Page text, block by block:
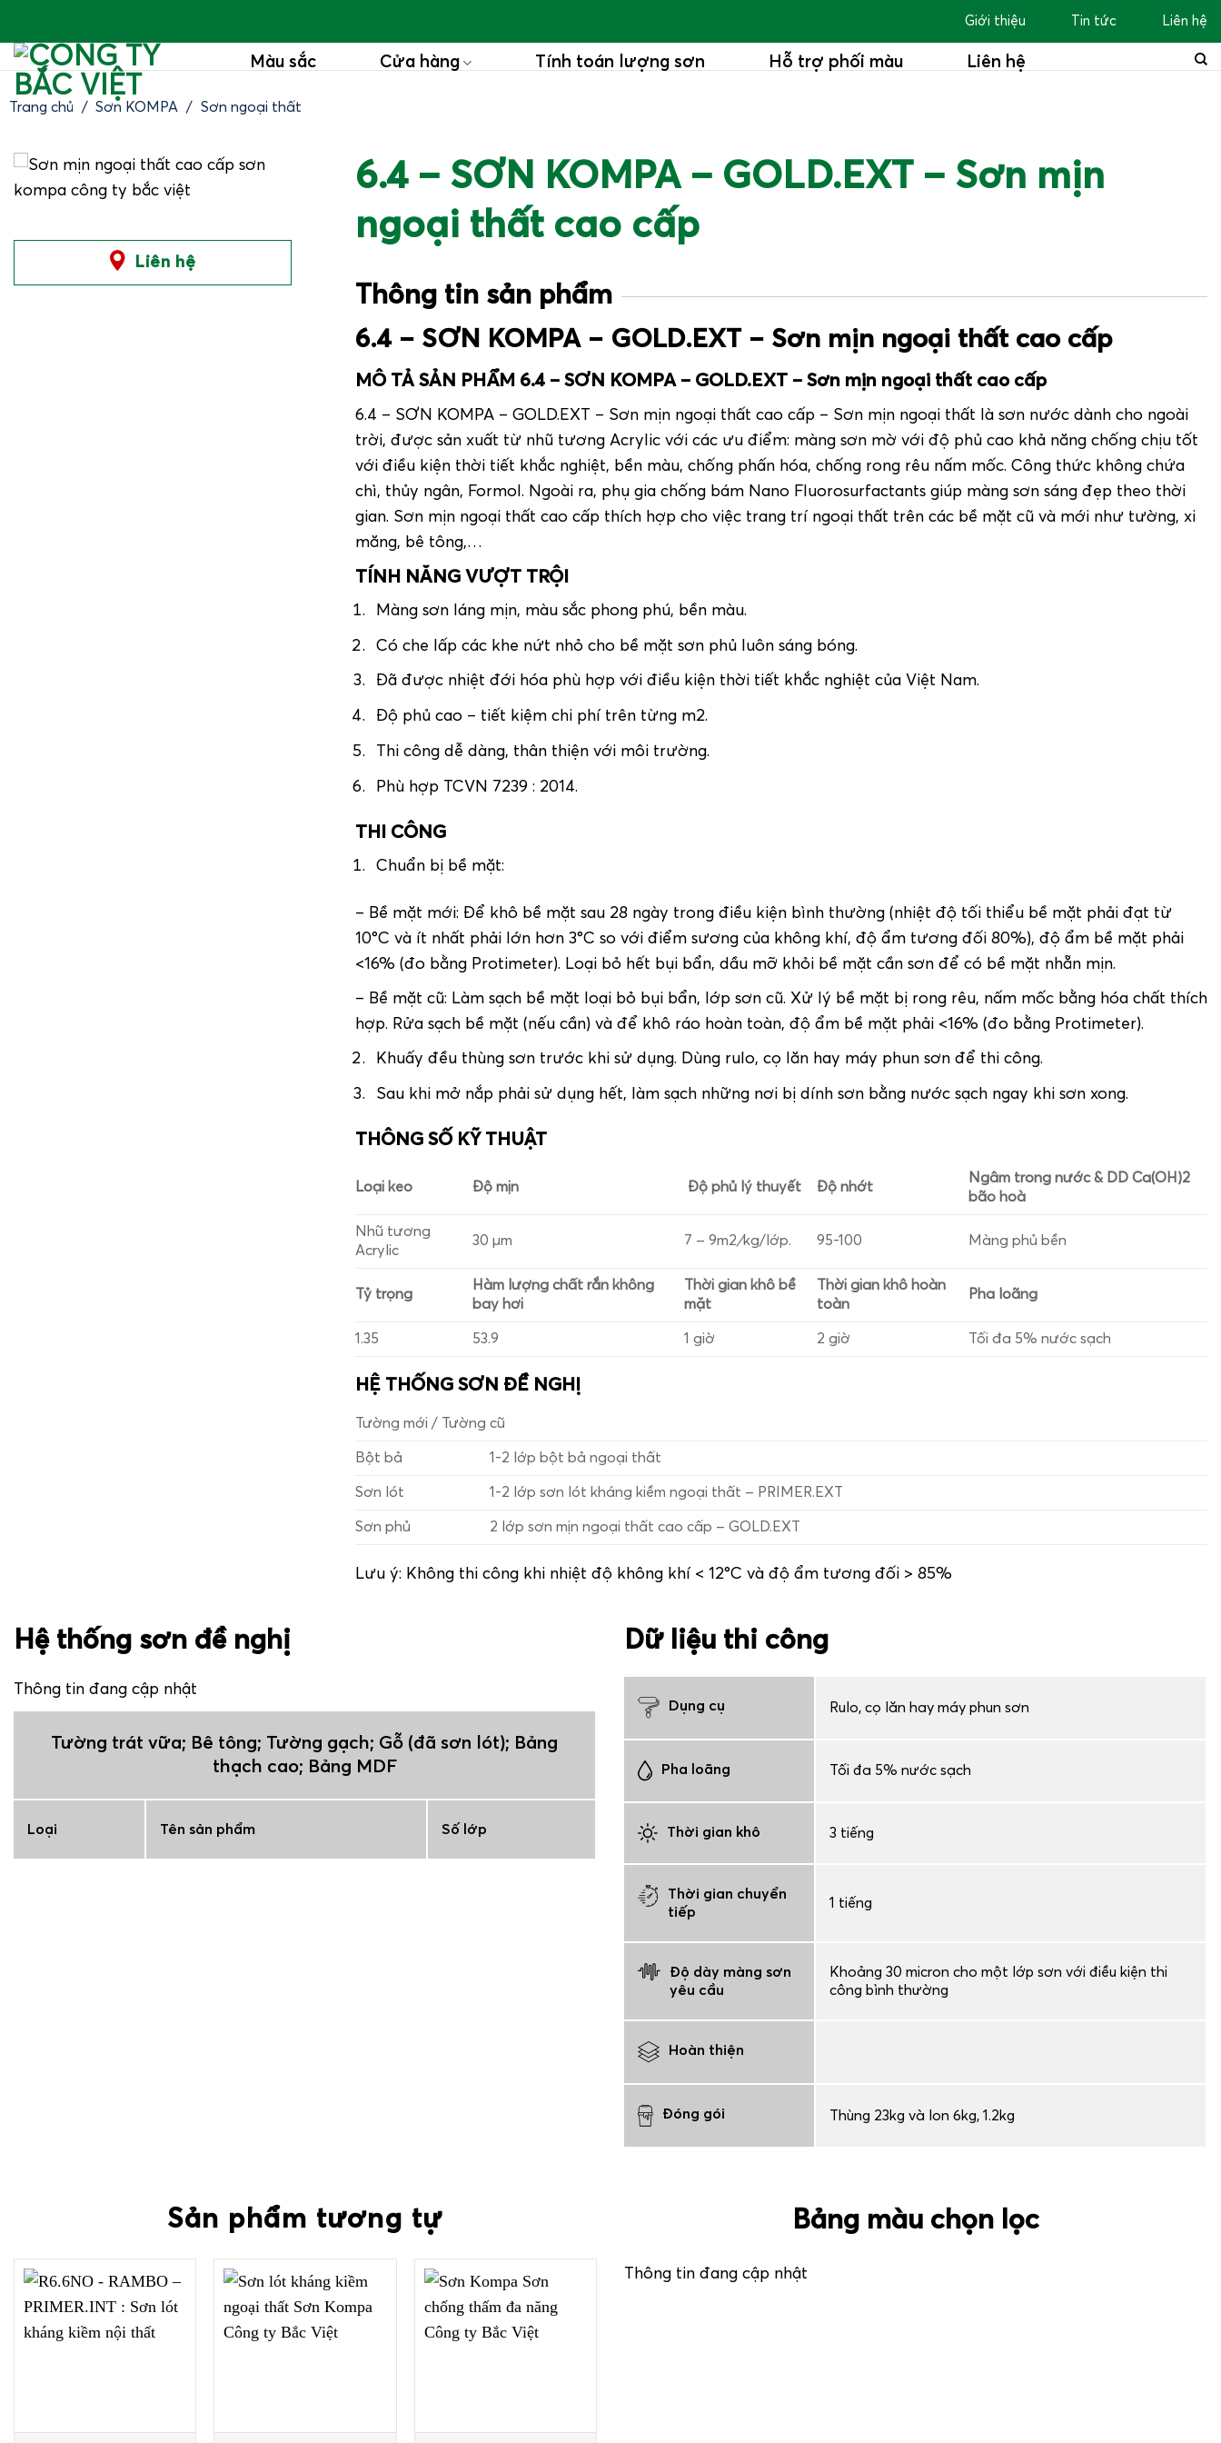
nội
dung
Giới thiệu Tin tức Liên hệ
Màu sắc Cửa hàng Tính toán lượng sơn Hỗ trợ phối màu Liên hệ
Trang chủ / Sơn KOMPA / Sơn ngoại thất
Liên hệ
6.4 – SƠN KOMPA – GOLD.EXT – Sơn mịn
ngoại thất cao cấp
Thông tin sản phẩm
6.4 – SƠN KOMPA – GOLD.EXT – Sơn mịn ngoại thất cao cấp
MÔ TẢ SẢN PHẨM 6.4 – SƠN KOMPA – GOLD.EXT – Sơn mịn ngoại thất cao cấp
6.4 – SƠN KOMPA – GOLD.EXT – Sơn mịn ngoại thất cao cấp – Sơn mịn ngoại thất là sơn nước dành cho ngoài
trời, được sản xuất từ nhũ tương Acrylic với các ưu điểm: màng sơn mờ với độ phủ cao khả năng chống chịu tốt
với điều kiện thời tiết khắc nghiệt, bền màu, chống phấn hóa, chống rong rêu nấm mốc. Công thức không chứa
chì, thủy ngân, Formol. Ngoài ra, phụ gia chống bám Nano Fluorosurfactants giúp màng sơn sáng đẹp theo thời
gian. Sơn mịn ngoại thất cao cấp thích hợp cho việc trang trí ngoại thất trên các bề mặt cũ và mới như tường, xi
măng, bê tông,…
TÍNH NĂNG VƯỢT TRỘI
Màng sơn láng mịn, màu sắc phong phú, bền màu.
Có che lấp các khe nứt nhỏ cho bề mặt sơn phủ luôn sáng bóng.
Đã được nhiệt đới hóa phù hợp với điều kiện thời tiết khắc nghiệt của Việt Nam.
Độ phủ cao – tiết kiệm chi phí trên từng m2.
Thi công dễ dàng, thân thiện với môi trường.
Phù hợp TCVN 7239 : 2014.
THI CÔNG
Chuẩn bị bề mặt:
– Bề mặt mới: Để khô bề mặt sau 28 ngày trong điều kiện bình thường (nhiệt độ tối thiểu bề mặt phải đạt từ
10°C và ít nhất phải lớn hơn 3°C so với điểm sương của không khí, độ ẩm tương đối 80%), độ ẩm bề mặt phải
<16% (đo bằng Protimeter). Loại bỏ hết bụi bẩn, dầu mỡ khỏi bề mặt cần sơn để có bề mặt nhẵn mịn.
– Bề mặt cũ: Làm sạch bề mặt loại bỏ bụi bẩn, lớp sơn cũ. Xử lý bề mặt bị rong rêu, nấm mốc bằng hóa chất thích
hợp. Rửa sạch bề mặt (nếu cần) và để khô ráo hoàn toàn, độ ẩm bề mặt phải <16% (đo bằng Protimeter).
Khuấy đều thùng sơn trước khi sử dụng. Dùng rulo, cọ lăn hay máy phun sơn để thi công.
Sau khi mở nắp phải sử dụng hết, làm sạch những nơi bị dính sơn bằng nước sạch ngay khi sơn xong.
THÔNG SỐ KỸ THUẬT
Loại keo Độ mịn Độ phủ lý thuyết Độ nhớt
Ngâm trong nước & DD Ca(OH)2
bão hoà
Nhũ tương
Acrylic
30 µm 7 – 9m2/kg/lớp. 95-100 Màng phủ bền
Tỷ trọng
Hàm lượng chất rắn không
bay hơi
Thời gian khô bề
mặt
Thời gian khô hoàn
toàn
Pha loãng
1.35 53.9 1 giờ 2 giờ Tối đa 5% nước sạch
HỆ THỐNG SƠN ĐỀ NGHỊ
Tường mới / Tường cũ
Bột bả 1-2 lớp bột bả ngoại thất
Sơn lót 1-2 lớp sơn lót kháng kiềm ngoại thất – PRIMER.EXT
Sơn phủ 2 lớp sơn mịn ngoại thất cao cấp – GOLD.EXT
Lưu ý: Không thi công khi nhiệt độ không khí < 12°C và độ ẩm tương đối > 85%
Hệ thống sơn đề nghị
Thông tin đang cập nhật
Tường trát vữa; Bê tông; Tường gạch; Gỗ (đã sơn lót); Bảng
thạch cao; Bảng MDF
Loại Tên sản phẩm Số lớp
Dữ liệu thi công
Dụng cụ Rulo, cọ lăn hay máy phun sơn
Pha loãng Tối đa 5% nước sạch
Thời gian khô 3 tiếng
Thời gian chuyển
tiếp
1 tiếng
Độ dày màng sơn
yêu cầu
Khoảng 30 micron cho một lớp sơn với điều kiện thi
công bình thường
Hoàn thiện
Đóng gói Thùng 23kg và lon 6kg, 1.2kg
Sản phẩm tương tự Bảng màu chọn lọc
Thông tin đang cập nhật